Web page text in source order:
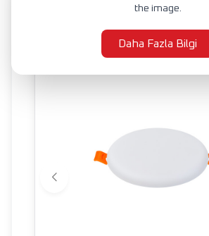
the image.
Daha Fazla Bilgi